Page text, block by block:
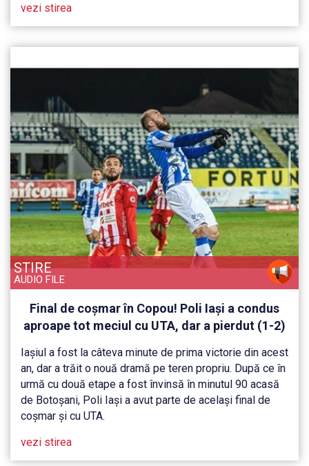
vezi stirea
STIRE
AUDIO FILE
Final de coșmar în Copou! Poli Iași a condus
aproape tot meciul cu UTA, dar a pierdut (1-2)
Flavius Stoican, favorit să-i ia locul lui Daniel
Pancu. Teja și Bergodi sunt și ei pe lista Iașiului
Iașiul a fost la câteva minute de prima victorie din acest
an, dar a trăit o nouă dramă pe teren propriu. După ce în
urmă cu două etape a fost învinsă în minutul 90 acasă
de Botoșani, Poli Iași a avut parte de același final de
coșmar și cu UTA.
vezi stirea